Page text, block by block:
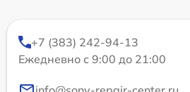
+7 (383) 242-94-13
Ежедневно с 9:00 до 21:00